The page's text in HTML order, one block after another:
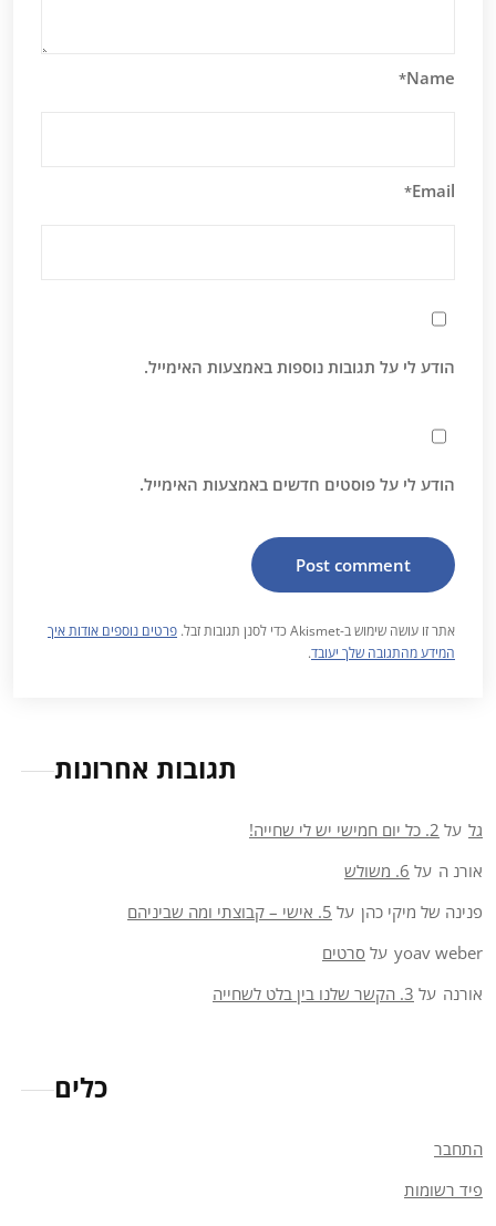
Name
*
Email
*
הודע לי על תגובות נוספות באמצעות האימייל.
הודע לי על פוסטים חדשים באמצעות האימייל.
אתר זו עושה שימוש ב-Akismet כדי לסנן תגובות זבל.
פרטים נוספים אודות איך
המידע מהתגובה שלך יעובד.
תגובות אחרונות
גל על 2. כל יום חמישי יש לי שחייה!
אורנ ה על 6. משולש
פנינה של מיקי כהן על 5. אישי – קבוצתי ומה שביניהם
yoav weber על סרטים
אורנה על 3. הקשר שלנו בין בלט לשחייה
כלים
התחבר
פיד רשומות